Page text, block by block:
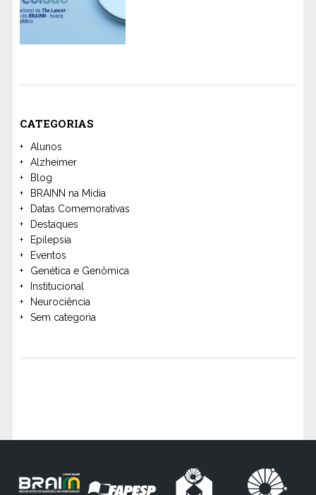
CATEGORIAS
Alunos
Alzheimer
Blog
BRAINN na Mídia
Datas Comemorativas
Destaques
Epilepsia
Eventos
Genética e Genômica
Institucional
Neurociência
Sem categoria